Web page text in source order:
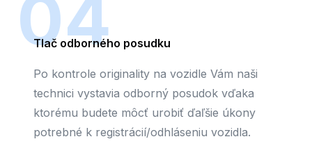
04
Tlač odborného posudku
Po kontrole originality na vozidle Vám naši
technici vystavia odborný posudok vďaka
ktorému budete môcť urobiť ďaľšie úkony
potrebné k registrácií/odhláseniu vozidla.